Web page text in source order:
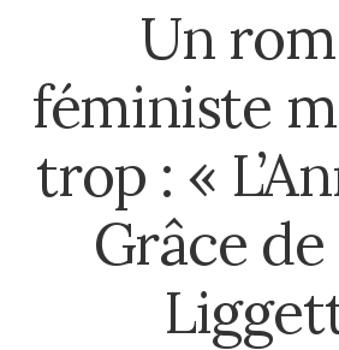
Un
féministe
trop : «
Grâce